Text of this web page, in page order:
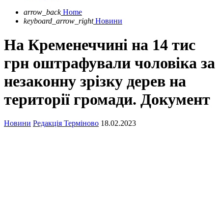
arrow_back Home
keyboard_arrow_right Новини
На Кременеччині на 14 тис
грн оштрафували чоловіка за
незаконну зрізку дерев на
території громади. Документ
Новини Редакція Терміново 18.02.2023